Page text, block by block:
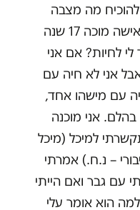
מה מצבה
הכלכלי. "אמרתי לפקיד: הייתי אישה מוכה 17 שנה
לחיות? אם אני
אני לא חיה עם
עם מישהו אחד,
אני מוכנה
למיכל (מיכל
– נ.ח.) אמרתי
עם גבר ואם הייתי
הוא אומר עלי